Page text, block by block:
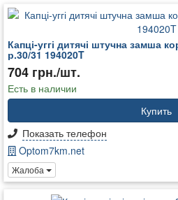
Капці-уггі дитячі штучна замша
р.30/31 194020T
704 грн./шт.
Есть в наличии
Купить
Показать телефон
Optom7km.net
Жалоба